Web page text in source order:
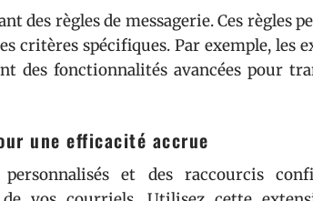
des règles de messagerie. Ces règles
critères spécifiques. Par exemple, les
des fonctionnalités avancées pour
une efficacité accrue
et des raccourcis